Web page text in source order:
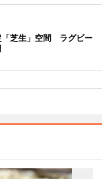
「芝生」空間 ラグビー